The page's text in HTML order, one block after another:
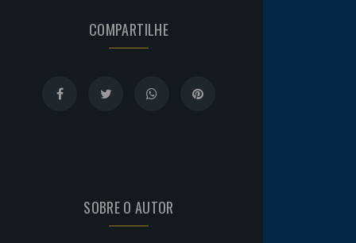
COMPARTILHE
SOBRE O AUTOR